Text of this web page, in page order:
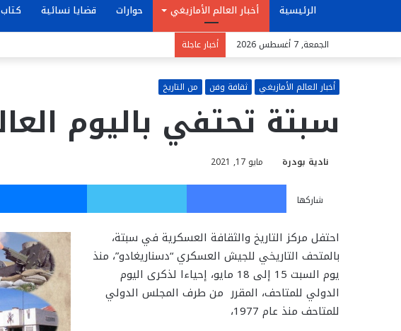
الرئيسية أخبار العالم الأمازيغي حوارات قضايا نسائية كتاب
الجمعة, 7 أغسطس 2026 أخبار عاجلة
أخبار العالم الأمازيغي ثقافة وفن من التاريخ
سبتة تحتفي باليوم
نادية بودرة مايو 17, 2021
شاركها
فيسبوك تويتر
احتفل مركز التاريخ والثقافة العسكرية في سبتة،
بالمتحف التاريخي للجيش العسكري “دسناريغادو”، منذ
يوم السبت 15 إلى 18 مايو،
إحياءا لذكرى اليوم
الدولي للمتاحف، المقرر من طرف المجلس الدولي
للمتاحف منذ عام 1977،